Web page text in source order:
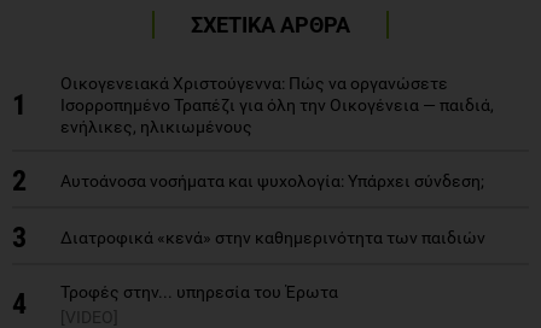
ΣΧΕΤΙΚΑ ΑΡΘΡΑ
1
Οικογενειακά Χριστούγεννα: Πώς να οργανώσετε
Ισορροπημένο Τραπέζι για όλη την Οικογένεια — παιδιά,
ενήλικες, ηλικιωμένους
2 Aυτοάνοσα νοσήματα και ψυχολογία: Yπάρχει σύνδεση;
3 Διατροφικά «κενά» στην καθημερινότητα των παιδιών
4
Τροφές στην... υπηρεσία του Έρωτα
[VIDEO]